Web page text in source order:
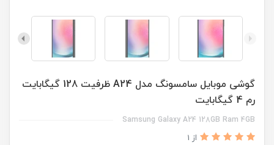
گوشی موبایل سامسونگ مدل A24 ظرفیت 128 گیگابایت
رم 4 گیگابایت
Samsung Galaxy A24 128GB Ram 4GB
از 1